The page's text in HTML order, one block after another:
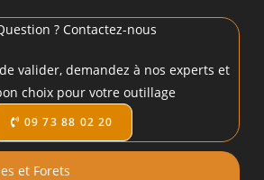
? Contactez-nous
valider, demandez à nos experts et
choix pour votre outillage
09 73 88 02 20
et Forets